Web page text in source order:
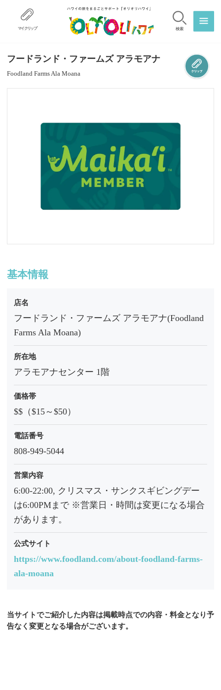
マイクリップ 検索
フードランド・ファームズ アラモアナ
Foodland Farms Ala Moana
基本情報
店名
フードランド・ファームズ アラモアナ(Foodland
Farms Ala Moana)
所在地
アラモアナセンター 1階
価格帯
$$（$15～$50）
電話番号
808-949-5044
営業内容
6:00-22:00, クリスマス・サンクスギビングデー
は6:00PMまで ※営業日・時間は変更になる場合
があります。
公式サイト
https://www.foodland.com/about-foodland-farms-
ala-moana
当サイトでご紹介した内容は掲載時点での内容・料金となり予
告なく変更となる場合がございます。